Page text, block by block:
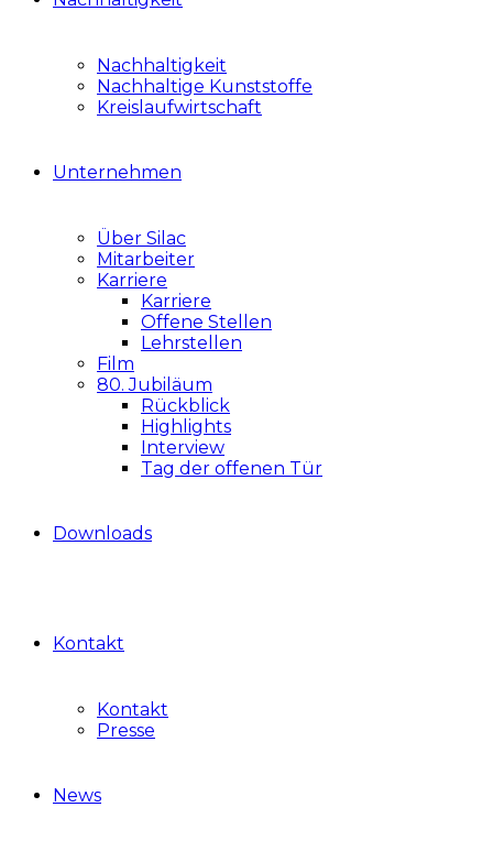
Nachhaltigkeit
Nachhaltige Kunststoffe
Kreislaufwirtschaft
Unternehmen
Über Silac
Mitarbeiter
Karriere
Karriere
Offene Stellen
Lehrstellen
Film
80. Jubiläum
Rückblick
Highlights
Interview
Tag der offenen Tür
Downloads
Kontakt
Kontakt
Presse
News